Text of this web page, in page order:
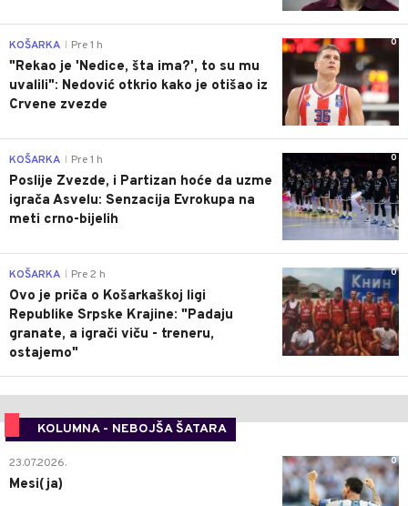
0
KOŠARKA Pre 1 h
"Rekao je 'Nedice, šta ima?', to su mu
uvalili": Nedović otkrio kako je otišao iz
Crvene zvezde
0
KOŠARKA Pre 1 h
Poslije Zvezde, i Partizan hoće da uzme
igrača Asvelu: Senzacija Evrokupa na
meti crno-bijelih
0
KOŠARKA Pre 2 h
Ovo je priča o Košarkaškoj ligi
Republike Srpske Krajine: "Padaju
granate, a igrači viču - treneru,
ostajemo"
KOLUMNA - NEBOJŠA ŠATARA
0
23.07.2026.
Mesi(ja)